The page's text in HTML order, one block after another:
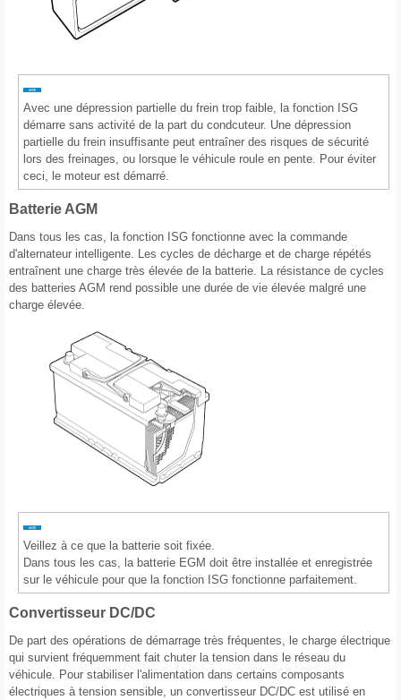
Avec une dépression partielle du frein trop faible, la fonction ISG
démarre sans activité de la part du condcuteur. Une dépression
partielle du frein insuffisante peut entraîner des risques de sécurité
lors des freinages, ou lorsque le véhicule roule en pente. Pour éviter
ceci, le moteur est démarré.
Batterie AGM
Dans tous les cas, la fonction ISG fonctionne avec la commande
d'alternateur intelligente. Les cycles de décharge et de charge répétés
entraînent une charge très élevée de la batterie. La résistance de cycles
des batteries AGM rend possible une durée de vie élevée malgré une
charge élevée.
Veillez à ce que la batterie soit fixée.
Dans tous les cas, la batterie EGM doit être installée et enregistrée
sur le véhicule pour que la fonction ISG fonctionne parfaitement.
Convertisseur DC/DC
De part des opérations de démarrage très fréquentes, le charge électrique
qui survient fréquemment fait chuter la tension dans le réseau du
véhicule. Pour stabiliser l'alimentation dans certains composants
électriques à tension sensible, un convertisseur DC/DC est utilisé en